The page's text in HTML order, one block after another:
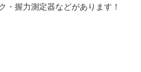
握力測定器などがあります！